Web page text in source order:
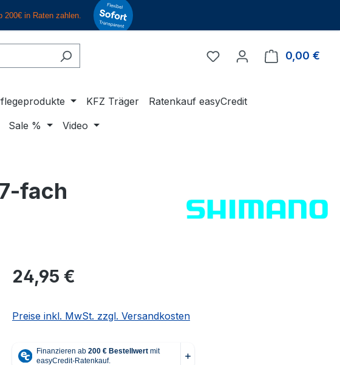
Du hast 0 Produkte auf
0,00 €
KFZ Träger
Ratenkauf easyCredit
Sale % Video
fach
Regulärer Preis:
24,95 €
Preise inkl. MwSt. zzgl. Versandkosten